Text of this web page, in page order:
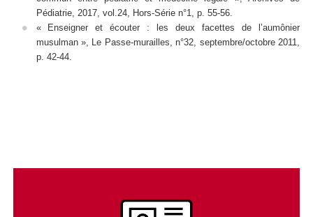
Pédiatrie, 2017, vol.24, Hors-Série n°1, p. 55-56.
« Enseigner et écouter : les deux facettes de l’aumônier
musulman », Le Passe-murailles, n°32, septembre/octobre 2011,
p. 42-44.